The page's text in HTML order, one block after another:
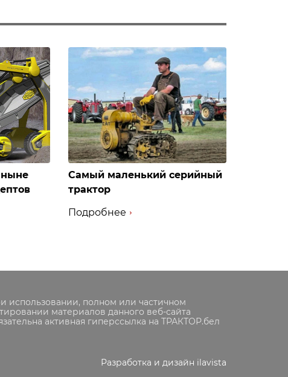
Самый маленький серийный
трактор
Подробнее
использовании, полном или частичном
материалов данного веб-сайта
активная гиперссылка на ТРАКТОР.бел
Разработка и дизайн ilavista